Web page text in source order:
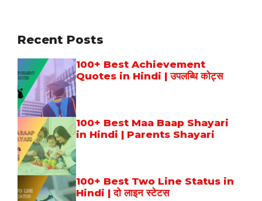
Recent Posts
100+ Best Achievement
Quotes in Hindi | उपलब्धि कोट्स
100+ Best Maa Baap Shayari
in Hindi | Parents Shayari
100+ Best Two Line Status in
Hindi | दो लाइन स्टेटस